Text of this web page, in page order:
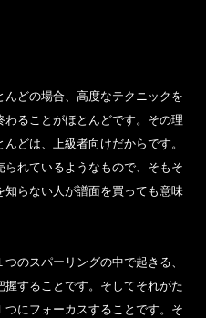
どの場合、高度なテクニックを
ることがほとんどです。その理
どは、上級者向けだからです。
れているようなもので、そもそ
らない人が譜面を買っても意味
のスパーリングの中で起きる、
することです。そしてそれがた
にフォーカスすることです。そ